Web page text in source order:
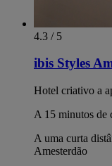
4.3 / 5
ibis Styles
Hotel criativo a
A 15 minutos de
A uma curta
Amesterdão